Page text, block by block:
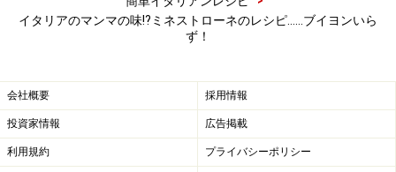
イタリアのマンマの味⁉ミネストローネのレシピ……ブイヨンいら
ず！
会社概要 採用情報
投資家情報 広告掲載
利用規約 プライバシーポリシー